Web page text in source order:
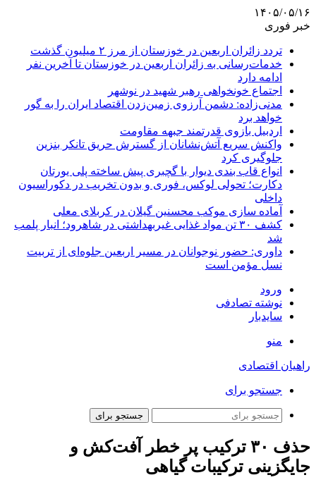
۱۴۰۵/۰۵/۱۶
خبر فوری
تردد زائران اربعین در خوزستان از مرز ۲ میلیون گذشت
خدمات‌رسانی به زائران اربعین در خوزستان تا آخرین نفر
ادامه دارد
اجتماع خونخواهی رهبر شهید در نوشهر
مدنی‌زاده: دشمن آرزوی زمین‌زدن اقتصاد ایران را به گور
خواهد برد
اردبیل بازوی قدرتمند جبهه مقاومت
واکنش سریع آتش‌نشانان از گسترش حریق تانکر بنزین
جلوگیری کرد
انواع قاب بندی دیوار با گچبری پیش ساخته پلی یورتان
دکارت؛ تحولی لوکس، فوری و بدون تخریب در دکوراسیون
داخلی
آماده سازی موکب محسنین گیلان در کربلای معلی
کشف ۳۰ تن مواد غذایی غیربهداشتی در شاهرود؛ انبار پلمب
شد
داوری: حضور نوجوانان در مسیر اربعین جلوه‌ای از تربیت
نسل مؤمن است
ورود
نوشته تصادفی
سایدبار
منو
راهیان اقتصادی
جستجو برای
جستجو برای
حذف ۳۰ ترکیب پر خطر آفت‌کش و
جایگزینی ترکیبات گیاهی